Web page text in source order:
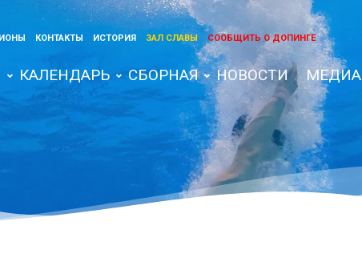
КОНТАКТЫ ИСТОРИЯ ЗАЛ СЛАВЫ СООБЩИТЬ О ДОПИНГЕ
КАЛЕНДАРЬ СБОРНАЯ НОВОСТИ МЕДИА